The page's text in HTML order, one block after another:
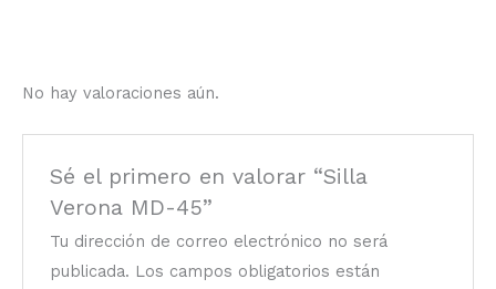
No hay valoraciones aún.
Sé el primero en valorar “Silla
Verona MD-45”
Tu dirección de correo electrónico no será
publicada. Los campos obligatorios están